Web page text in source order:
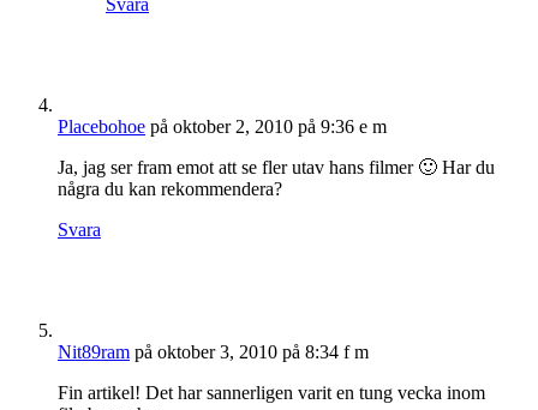
Placebohoe på oktober 2, 2010 på 9:36 e m
Ja, jag ser fram emot att se fler utav hans filmer 🙂 Har du
några du kan rekommendera?
Svara
Nit89ram på oktober 3, 2010 på 8:34 f m
Fin artikel! Det har sannerligen varit en tung vecka inom